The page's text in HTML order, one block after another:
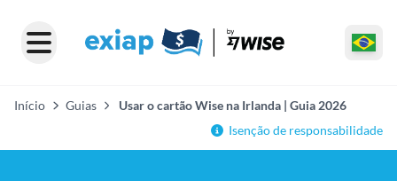
Início Guias
Usar o cartão Wise na Irlanda | Guia 2026
Isenção de responsabilidade